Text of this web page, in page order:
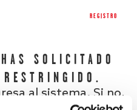
REGISTRO
SOLICITADO
RESTRINGIDO.
al sistema. Si no,